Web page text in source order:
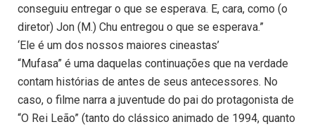
conseguiu entregar o que se esperava. E, cara, como (o
diretor) Jon (M.) Chu entregou o que se esperava.”
‘Ele é um dos nossos maiores cineastas’
“Mufasa” é uma daquelas continuações que na verdade
contam histórias de antes de seus antecessores. No
caso, o filme narra a juventude do pai do protagonista de
“O Rei Leão” (tanto do clássico animado de 1994, quanto